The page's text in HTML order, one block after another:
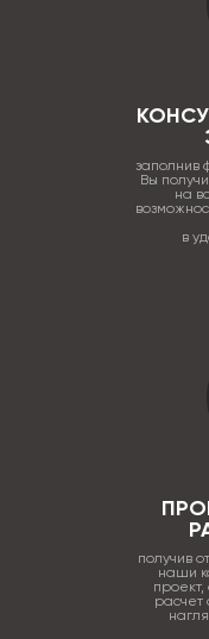
получив
наши
расчет
заполнив
Вы
на
в